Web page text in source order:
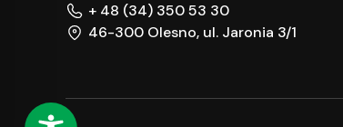
+ 48 (34) 350 53 30
46-300 Olesno, ul. Jaronia 3/1